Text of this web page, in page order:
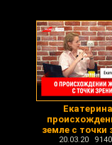
земле с точки
20.03.20